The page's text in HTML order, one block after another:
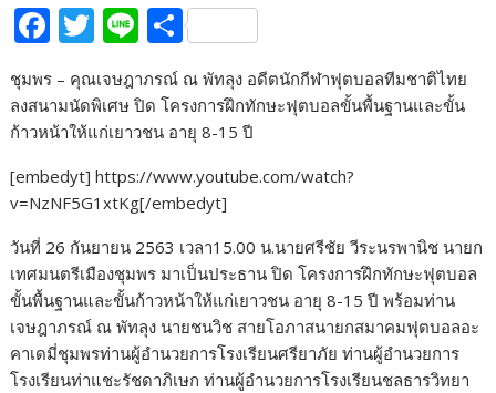
F
e
b
o
o
k
T
itt
er
Li
e
S
ar
e
ชุมพร – คุณเจษฎาภรณ์ ณ พัทลุง อดีตนักกีฬาฟุตบอลทีมชาติไทย
ลงสนามนัดพิเศษ ปิด โครงการฝึกทักษะฟุตบอลขั้นพื้นฐานและขั้น
ก้าวหน้าให้แก่เยาวชน อายุ 8-15 ปี
[embedyt] https://www.youtube.com/watch?
v=NzNF5G1xtKg[/embedyt]
วันที่ 26 กันยายน 2563 เวลา15.00 น.นายศรีชัย วีระนรพานิช นายก
เทศมนตรีเมืองชุมพร มาเป็นประธาน ปิด โครงการฝึกทักษะฟุตบอล
ขั้นพื้นฐานและขั้นก้าวหน้าให้แก่เยาวชน อายุ 8-15 ปี พร้อมท่าน
เจษฎาภรณ์ ณ พัทลุง นายชนวิช สายโอภาสนายกสมาคมฟุตบอลอะ
คาเดมี่ชุมพรท่านผู้อำนวยการโรงเรียนศรียาภัย ท่านผู้อำนวยการ
โรงเรียนท่าแชะรัชดาภิเษก ท่านผู้อำนวยการโรงเรียนชลธารวิทยา